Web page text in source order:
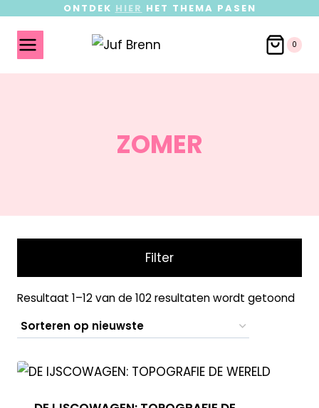
ONTDEK HIER HET THEMA PASEN
0
ZOMER
Filter
Resultaat 1–12 van de 102 resultaten wordt getoond